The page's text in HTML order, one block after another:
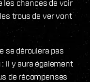
les chances de voir
trous de ver vont
se déroulera pas
il y aura également
de récompenses